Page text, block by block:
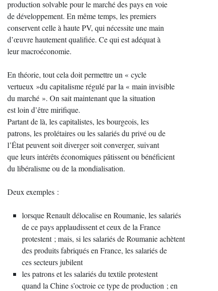
production solvable pour le marché des pays en voie
de développement. En même temps, les premiers
conservent celle à haute PV, qui nécessite une main
d’œuvre hautement qualifiée. Ce qui est adéquat à
leur macroéconomie.
En théorie, tout cela doit permettre un « cycle
vertueux »du capitalisme régulé par la « main invisible
du marché ». On sait maintenant que la situation
est loin d’être mirifique.
Partant de là, les capitalistes, les bourgeois, les
patrons, les prolétaires ou les salariés du privé ou de
l’État peuvent soit diverger soit converger, suivant
que leurs intérêts économiques pâtissent ou bénéficient
du libéralisme ou de la mondialisation.
Deux exemples :
lorsque Renault délocalise en Roumanie, les salariés
de ce pays applaudissent et ceux de la France
protestent ; mais, si les salariés de Roumanie achètent
des produits fabriqués en France, les salariés de
ces secteurs jubilent
les patrons et les salariés du textile protestent
quand la Chine s’octroie ce type de production ; en